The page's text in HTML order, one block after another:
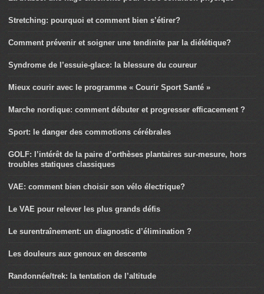
Stretching: pourquoi et comment bien s’étirer?
Comment prévenir et soigner une tendinite par la diététique?
Syndrome de l’essuie-glace: la blessure du coureur
Mieux courir avec le programme « Courir Sport Santé »
Marche nordique: comment débuter et progresser efficacement ?
Sport: le danger des commotions cérébrales
GOLF: l’intérêt de la paire d’orthèses plantaires sur-mesure, hors
troubles statiques classiques
VAE: comment bien choisir son vélo électrique?
Le VAE pour relever les plus grands défis
Le surentraînement: un diagnostic d’élimination ?
Les douleurs aux genoux en descente
Randonnée/trek: la tentation de l’altitude